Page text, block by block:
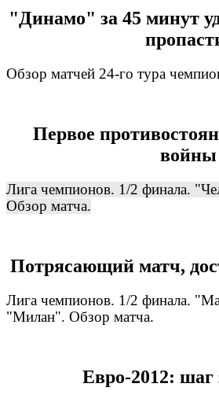
"Динамо" за 45 минут
Обзор матчей 24-го тура
Первое
войны
Лига чемпионов. 1/2 финала.
Обзор матча.
Потрясающий матч,
Лига чемпионов. 1/2 финала.
"Милан". Обзор матча.
Евро-2012: шаг